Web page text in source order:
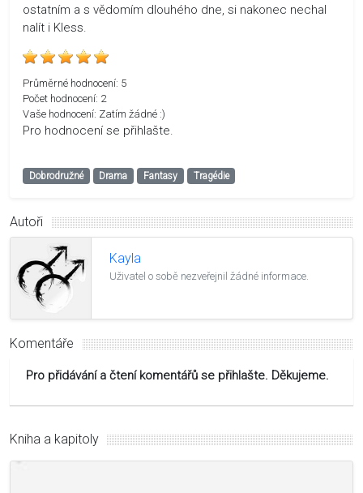
ostatním a s vědomím dlouhého dne, si nakonec nechal
nalít i Kless.
Průměrné hodnocení: 5
Počet hodnocení: 2
Vaše hodnocení: Zatím žádné :)
Pro hodnocení se přihlašte.
Dobrodružné Drama Fantasy Tragédie
Autoři
Kayla
Uživatel o sobě nezveřejnil žádné informace.
Komentáře
Pro přidávání a čtení komentářů se přihlašte. Děkujeme.
Kniha a kapitoly